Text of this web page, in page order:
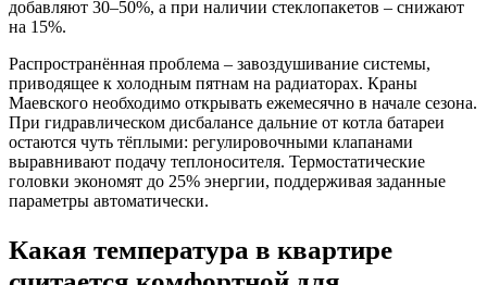
добавляют 30–50%, а при наличии стеклопакетов – снижают
на 15%.
Распространённая проблема – завоздушивание системы,
приводящее к холодным пятнам на радиаторах. Краны
Маевского необходимо открывать ежемесячно в начале сезона.
При гидравлическом дисбалансе дальние от котла батареи
остаются чуть тёплыми: регулировочными клапанами
выравнивают подачу теплоносителя. Термостатические
головки экономят до 25% энергии, поддерживая заданные
параметры автоматически.
Какая температура в квартире